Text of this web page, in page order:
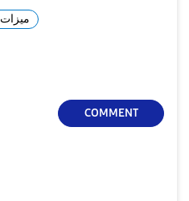
ميزات
COMMENT